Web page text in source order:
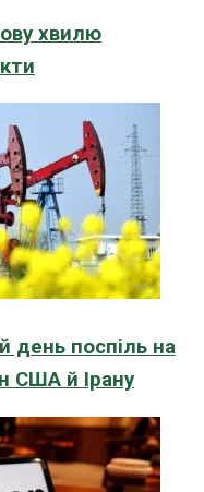
хвилю
день поспіль на
США й Ірану